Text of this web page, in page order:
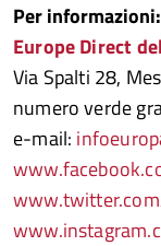
Per informazioni:
Europe Direct
Via Spalti 28,
numero verde
e-mail: